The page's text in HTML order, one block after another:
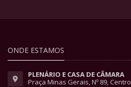
ONDE ESTAMOS
PLENÁRIO E CASA DE CÂMARA
Praça Minas Gerais, Nº 89, Centro